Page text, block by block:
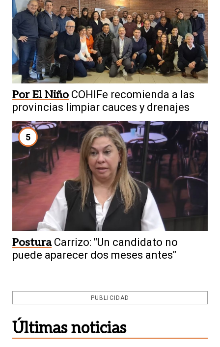
Por El Niño COHIFe recomienda a las
provincias limpiar cauces y drenajes
5
Postura Carrizo: "Un candidato no
puede aparecer dos meses antes"
PUBLICIDAD
Últimas noticias